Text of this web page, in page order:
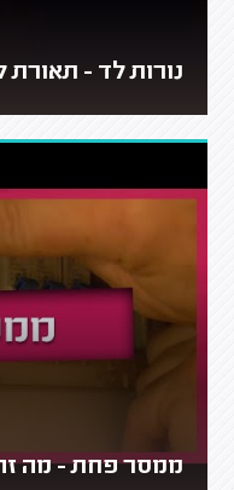
נורות לד - תאורת
ממסר פחת - מה